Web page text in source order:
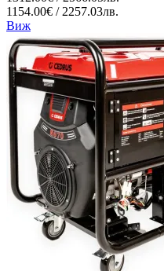
1154.00€ / 2257.03лв.
Виж